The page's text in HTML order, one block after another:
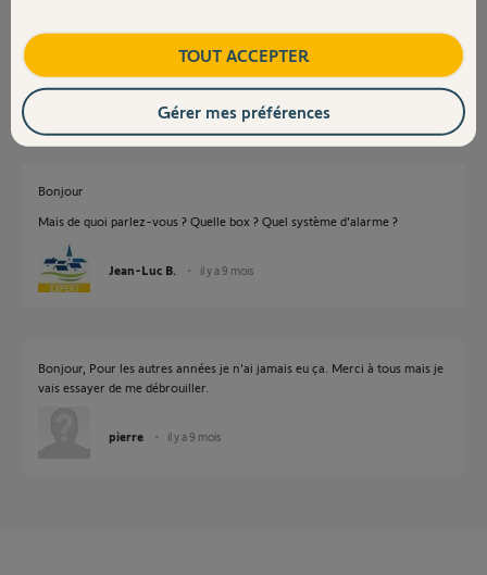
pierre il y a 9 mois
Bonjour
Mais de quoi parlez-vous ? Quelle box ? Quel système d'alarme ?
Jean-Luc B. il y a 9 mois
Bonjour, Pour les autres années je n'ai jamais eu ça. Merci à tous mais je
vais essayer de me débrouiller.
pierre il y a 9 mois
TOUT ACCEPTER
Gérer mes préférences